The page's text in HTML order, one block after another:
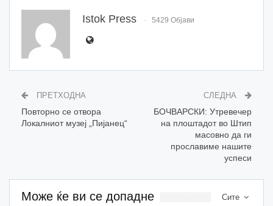
Istok Press 5429 Објави
ПРЕТХОДНА
Повторно се отвора
Локалниот музеј „Пијанец“
СЛЕДНА
БОЧВАРСКИ: Утревечер
на плоштадот во Штип
масовно да ги
прославиме нашите
успеси
Сите
Може ќе ви се допадне